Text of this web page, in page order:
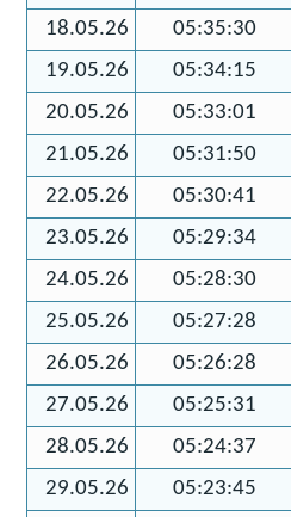
18.05.26 05:35:30
19.05.26
05:34:15
20.05.26
05:33:01
21.05.26
05:31:50
22.05.26
05:30:41
23.05.26
05:29:34
24.05.26
05:28:30
25.05.26
05:27:28
26.05.26
05:26:28
27.05.26
05:25:31
28.05.26
05:24:37
29.05.26
05:23:45